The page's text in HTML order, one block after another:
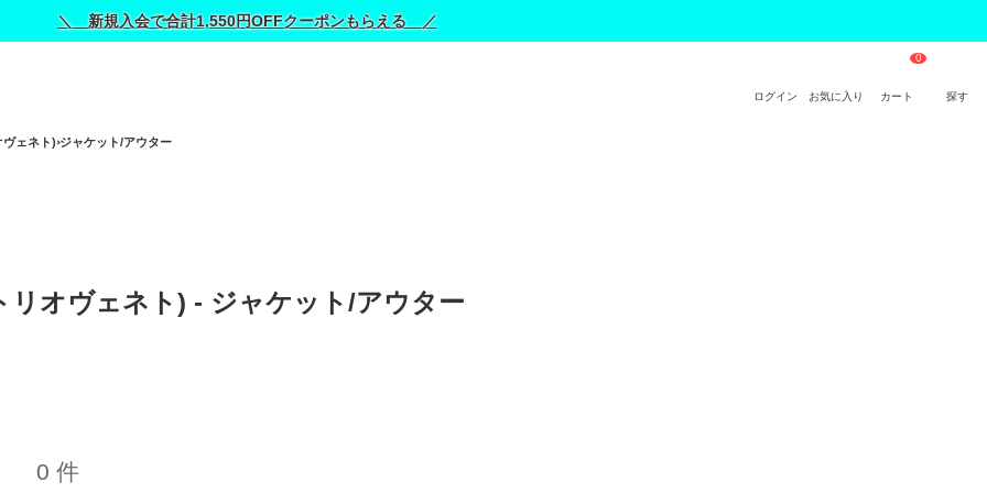
＼ 新規入会で合計1,550円OFFクーポンもらえる ／
ログイン お気に入り カート 探す
ェネト) ジャケット/アウター
リオヴェネト) - ジャケット/アウター
0 件